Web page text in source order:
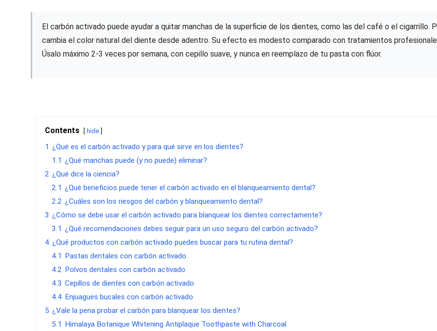
El carbón activado puede ayudar a quitar manchas de la superficie de los dientes, como las del café o el cigarrillo.
cambia el color natural del diente desde adentro. Su efecto es modesto comparado con tratamientos
Úsalo máximo 2-3 veces por semana, con cepillo suave, y nunca en reemplazo de tu pasta con flúor.
Contents hide
1 ¿Qué es el carbón activado y para qué sirve en los dientes?
1.1 ¿Qué manchas puede (y no puede) eliminar?
2 ¿Qué dice la ciencia?
2.1 ¿Qué beneficios puede tener el carbón activado en el blanqueamiento dental?
2.2 ¿Cuáles son los riesgos del carbón y blanqueamiento dental?
3 ¿Cómo se debe usar el carbón activado para blanquear los dientes correctamente?
3.1 ¿Qué recomendaciones debes seguir para un uso seguro del carbón activado?
4 ¿Qué productos con carbón activado puedes buscar para tu rutina dental?
4.1 Pastas dentales con carbón activado
4.2 Polvos dentales con carbón activado
4.3 Cepillos de dientes con carbón activado
4.4 Enjuagues bucales con carbón activado
5 ¿Vale la pena probar el carbón para blanquear los dientes?
5.1 Himalaya Botanique Whitening Antiplaque Toothpaste with Charcoal